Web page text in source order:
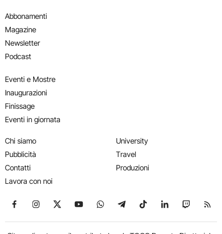
Abbonamenti
Magazine
Newsletter
Podcast
Eventi e Mostre
Inaugurazioni
Finissage
Eventi in giornata
Chi siamo
Pubblicità
Contatti
Lavora con noi
University
Travel
Produzioni
Seguici su Facebook
Seguici su Instagram
Seguici su X
Seguici su YouTube
Seguici su WhatsApp
Seguici su Telegram
Seguici su TikTok
Seguici su
Seguici